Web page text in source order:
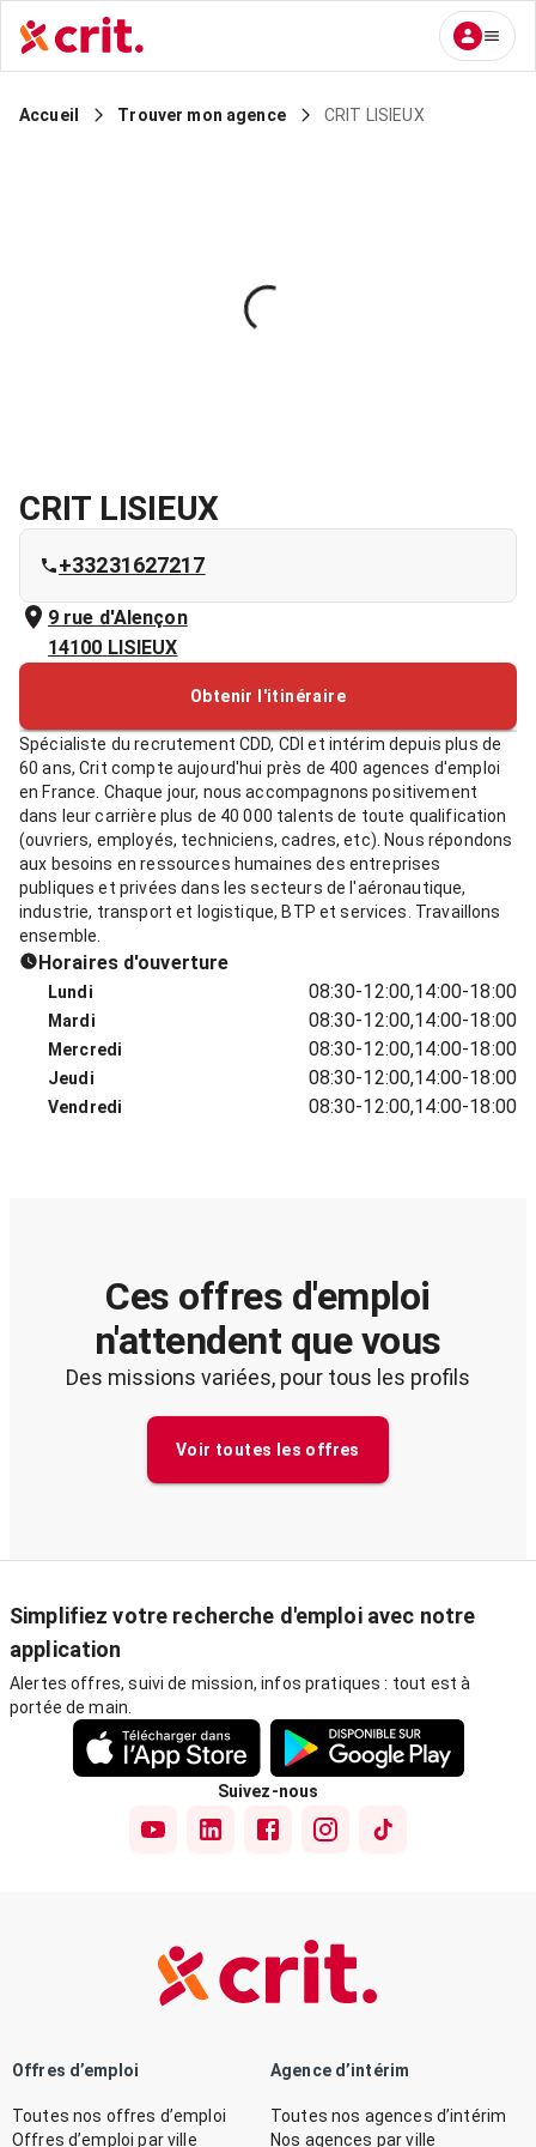
Accueil Trouver mon agence CRIT LISIEUX
CRIT LISIEUX
+33231627217
9 rue d'Alençon
14100 LISIEUX
Obtenir l'itinéraire
Spécialiste du recrutement CDD, CDI et intérim depuis plus de
60 ans, Crit compte aujourd'hui près de 400 agences d'emploi
en France. Chaque jour, nous accompagnons positivement
dans leur carrière plus de 40 000 talents de toute qualification
(ouvriers, employés, techniciens, cadres, etc). Nous répondons
aux besoins en ressources humaines des entreprises
publiques et privées dans les secteurs de l'aéronautique,
industrie, transport et logistique, BTP et services. Travaillons
ensemble.
Horaires d'ouverture
Lundi 08:30-12:00,14:00-18:00
Mardi 08:30-12:00,14:00-18:00
Mercredi 08:30-12:00,14:00-18:00
Jeudi 08:30-12:00,14:00-18:00
Vendredi 08:30-12:00,14:00-18:00
Ces offres d'emploi
n'attendent que vous
Des missions variées, pour tous les profils
Voir toutes les offres
Simplifiez votre recherche d'emploi avec notre
application
Alertes offres, suivi de mission, infos pratiques : tout est à
portée de main.
Suivez-nous
Offres d’emploi
Toutes nos offres d’emploi
Offres d’emploi par ville
Agence d’intérim
Toutes nos agences d’intérim
Nos agences par ville